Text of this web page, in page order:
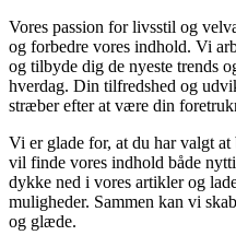
Vores passion for livsstil og
og forbedre vores indhold. Vi
og tilbyde dig de nyeste trends
hverdag. Din tilfredshed og
stræber efter at være din
Vi er glade for, at du har valgt
vil finde vores indhold både
dykke ned i vores artikler og
muligheder. Sammen kan vi
og glæde.